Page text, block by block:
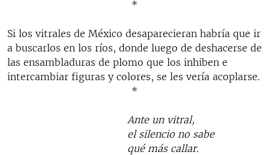
*
Si los vitrales de México desaparecieran habría que ir
a buscarlos en los ríos, donde luego de deshacerse de
las ensambladuras de plomo que los inhiben e
intercambiar figuras y colores, se les vería acoplarse.
*
Ante un vitral,
el silencio no sabe
qué más callar.